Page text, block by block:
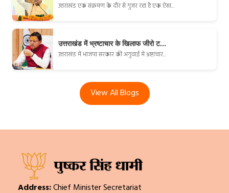
उत्तराखंड एक संक्रमण के दौर से गुजर रहा है एक ऐसा...
उत्तराखंड में भ्रष्टाचार के खिलाफ जीरो ट...
उत्तराखंड में भाजपा सरकार की अगुवाई में भ्रष्टाचार...
View All Blogs
Address:Chief Minister Secretariat